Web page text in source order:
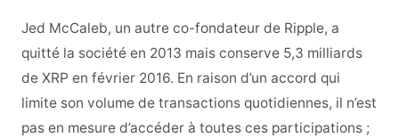
Jed McCaleb, un autre co-fondateur de Ripple, a
quitté la société en 2013 mais conserve 5,3 milliards
de XRP en février 2016. En raison d’un accord qui
limite son volume de transactions quotidiennes, il n’est
pas en mesure d’accéder à toutes ces participations ;